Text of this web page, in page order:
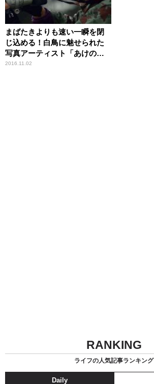
まばたきよりも速い一瞬を閉
じ込める！白鳥に魅せられた
写真アーティスト「あけの語
りびと」（朗読公開）
2016.11.02
RANKING
ライフの人気記事ランキング
Daily